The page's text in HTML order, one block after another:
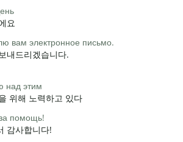
요
вам электронное письмо.
내드리겠습니다.
над этим
위해 노력하고 있다
помощь!
감사합니다!